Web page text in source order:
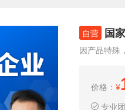
自营 国
因产品特殊
价格： ¥
专业